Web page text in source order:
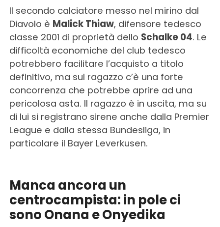
Il secondo calciatore messo nel mirino dal
Diavolo è Malick Thiaw, difensore tedesco
classe 2001 di proprietà dello Schalke 04. Le
difficoltà economiche del club tedesco
potrebbero facilitare l’acquisto a titolo
definitivo, ma sul ragazzo c’è una forte
concorrenza che potrebbe aprire ad una
pericolosa asta. Il ragazzo è in uscita, ma su
di lui si registrano sirene anche dalla Premier
League e dalla stessa Bundesliga, in
particolare il Bayer Leverkusen.
Manca ancora un
centrocampista: in pole ci
sono Onana e Onyedika